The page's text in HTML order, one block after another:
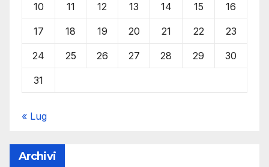
10 11 12 13 14 15 16
17 18 19 20 21 22 23
24 25 26 27 28 29 30
31
« Lug
Archivi